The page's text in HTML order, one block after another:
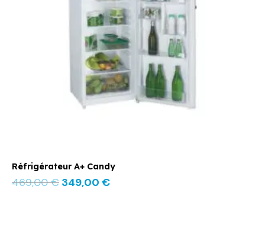
Réfrigérateur A+ Candy
469,00€ 349,00 €